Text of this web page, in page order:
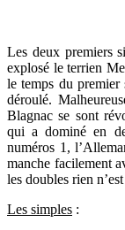
Les deux premiers
explosé le terrien
le temps du
déroulé.
Blagnac se sont
qui a dominé en
numéros 1,
manche facilement
les doubles rien
Les simples :